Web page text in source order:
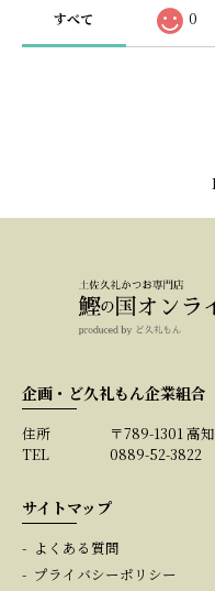
すべて 0
企画・ど久礼もん企業組合
住所
〒789-1301 高
TEL
0889-52-3822
サイトマップ
よくある質問
プライバシーポリシー